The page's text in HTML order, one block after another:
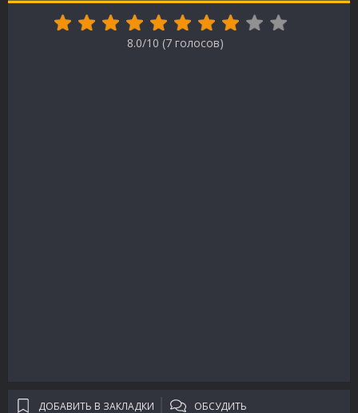
8.0/10 (7голосов)
ДОБАВИТЬ В ЗАКЛАДКИ ОБСУДИТЬ